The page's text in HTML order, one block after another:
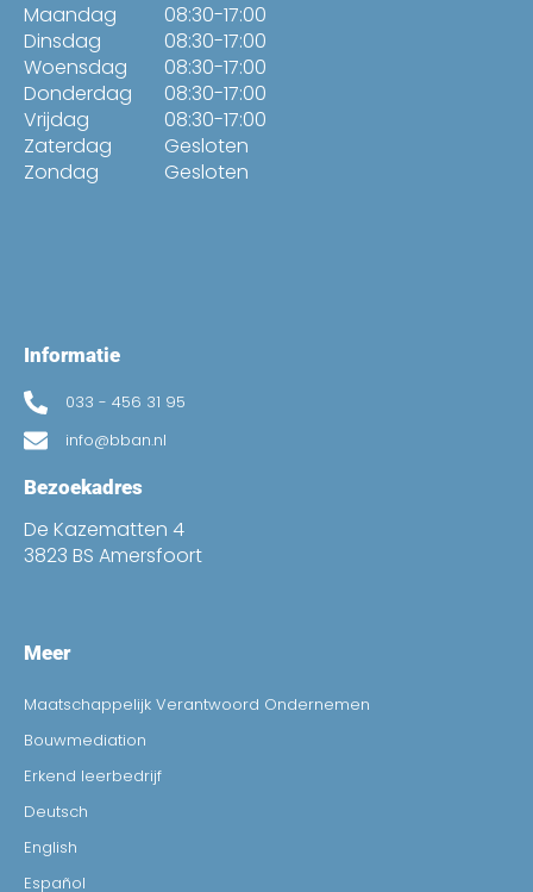
Maandag
Dinsdag
Woensdag
Donderdag
Vrijdag
Zaterdag
Zondag
08:30-17:00
08:30-17:00
08:30-17:00
08:30-17:00
08:30-17:00
Gesloten
Gesloten
Informatie
033 - 456 31 95
info@bban.nl
Bezoekadres
De Kazematten 4
3823 BS Amersfoort
Meer
Maatschappelijk Verantwoord Ondernemen
Bouwmediation
Erkend leerbedrijf
Deutsch
English
Español